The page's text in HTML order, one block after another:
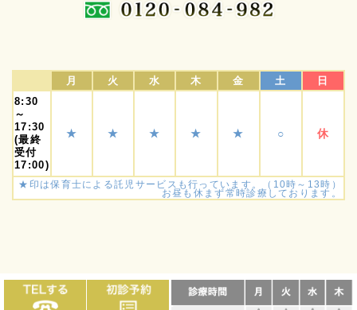
月 火 水 木 金 土
日
8:30
～
17:30
(最終
受付
17:00)
★ ★ ★ ★ ★ ○ 休
★印は保育士による託児サービスも行っています。（10時～13時）
お昼も休まず常時診療しております。